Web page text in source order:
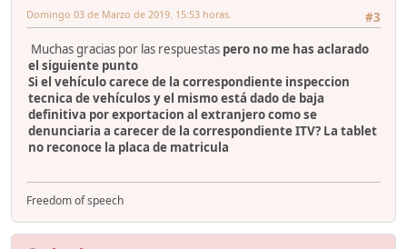
#3
Domingo 03 de Marzo de 2019. 15:53 horas.
Muchas gracias por las respuestas pero no me has aclarado
el siguiente punto
Si el vehículo carece de la correspondiente inspeccion
tecnica de vehículos y el mismo está dado de baja
definitiva por exportacion al extranjero como se
denunciaria a carecer de la correspondiente ITV? La tablet
no reconoce la placa de matricula
Freedom of speech